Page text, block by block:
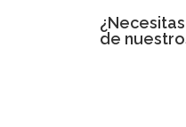
¿Necesitas
de